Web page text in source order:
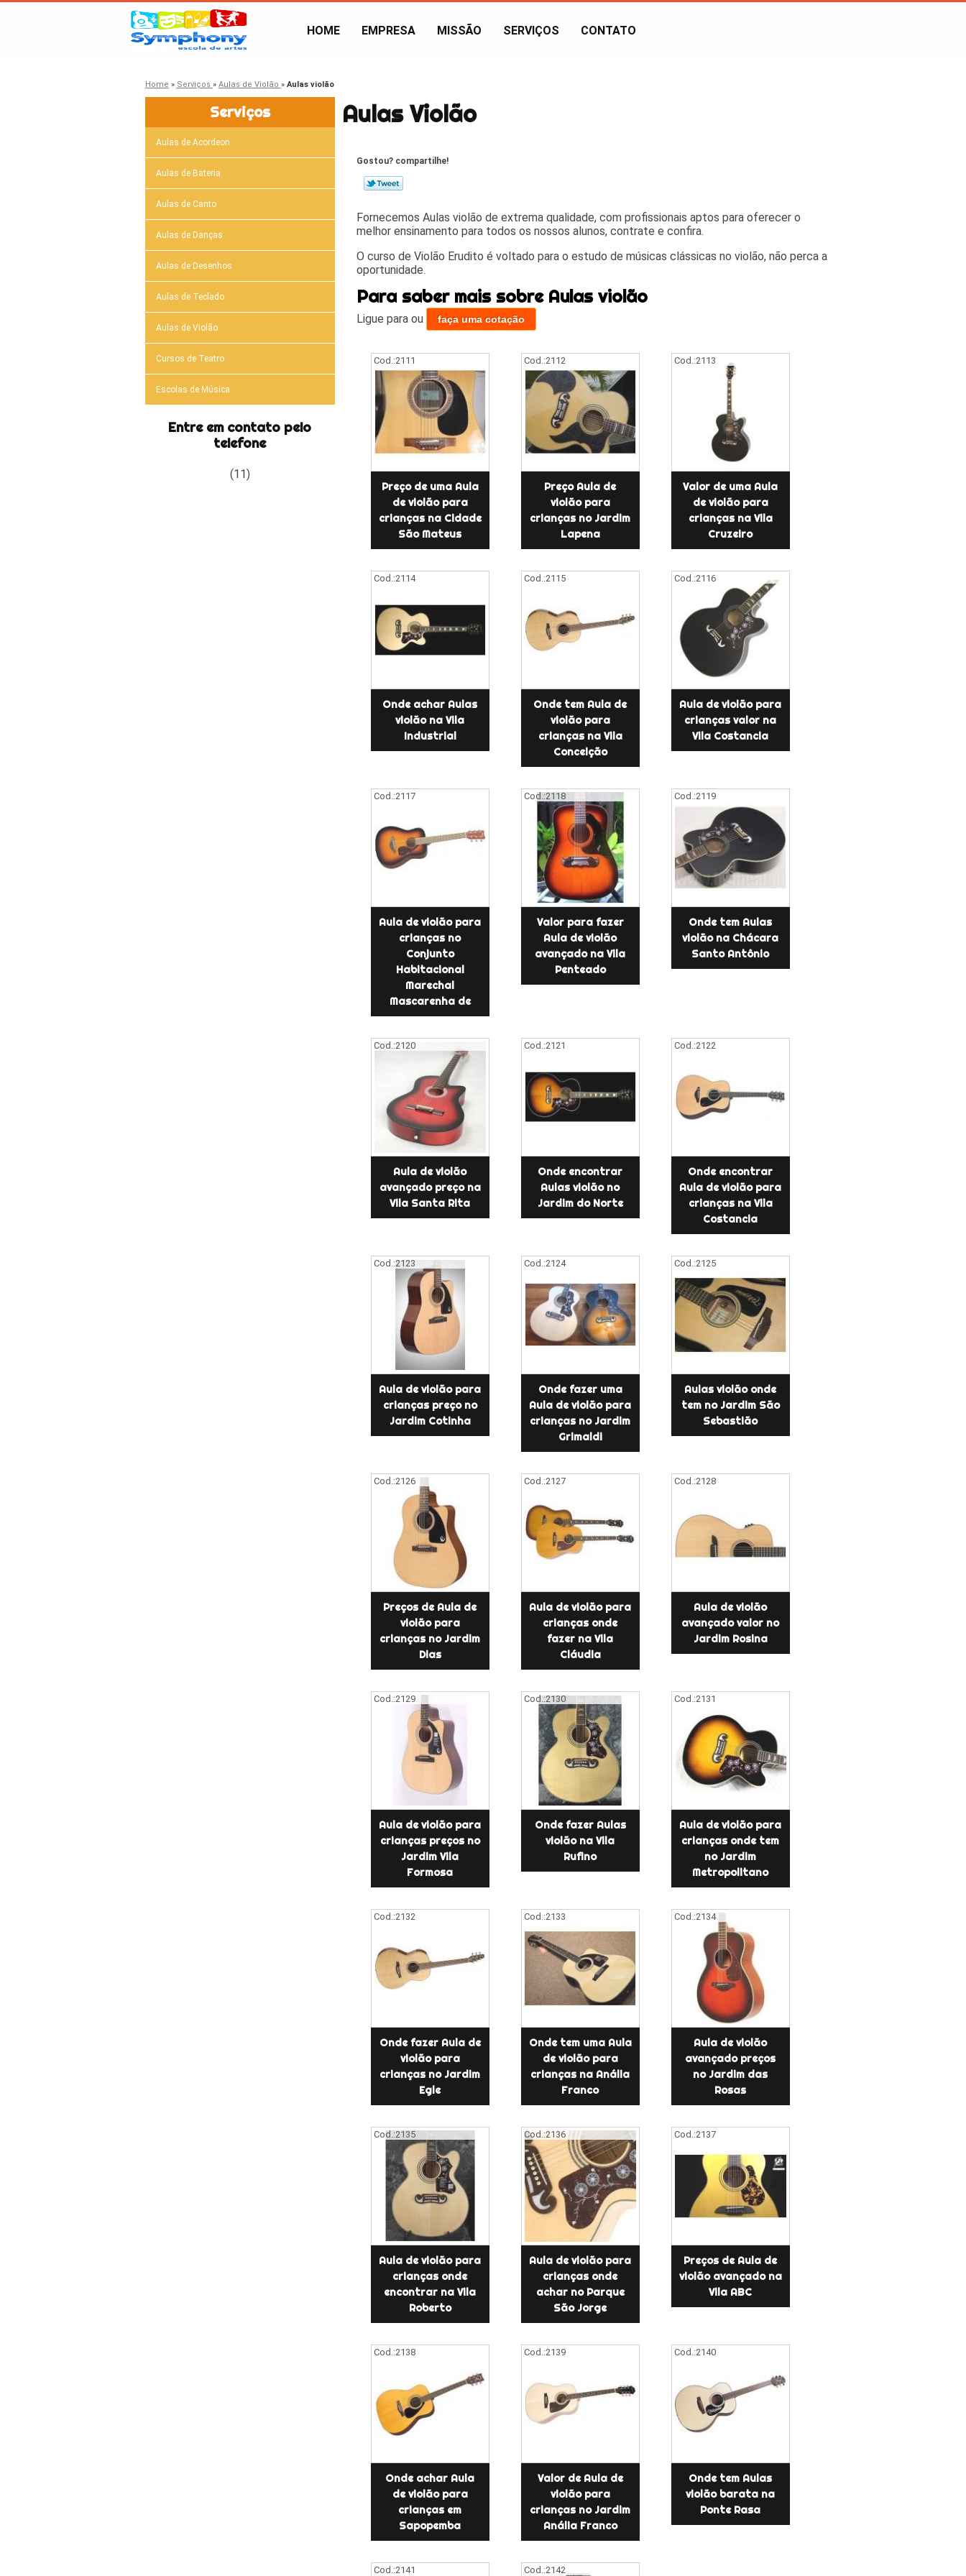
HOME EMPRESA MISSÃO SERVIÇOS CONTATO
Home » Serviços » Aulas de Violão » Aulas violão
Serviços
Aulas de Acordeon
Aulas de Bateria
Aulas de Canto
Aulas de Danças
Aulas de Desenhos
Aulas de Teclado
Aulas de Violão
Cursos de Teatro
Escolas de Música
Entre em contato pelo
telefone
(11)
Aulas Violão
Gostou? compartilhe!
Fornecemos Aulas violão de extrema qualidade, com profissionais aptos para oferecer o
melhor ensinamento para todos os nossos alunos, contrate e confira.
O curso de Violão Erudito é voltado para o estudo de músicas clássicas no violão, não perca a
oportunidade.
Para saber mais sobre Aulas violão
Ligue para ou faça uma cotação
Cod.:2111
Preço de uma Aula
de violão para
crianças na Cidade
São Mateus
Cod.:2112
Preço Aula de
violão para
crianças no Jardim
Lapena
Cod.:2113
Valor de uma Aula
de violão para
crianças na Vila
Cruzeiro
Cod.:2114
Onde achar Aulas
violão na Vila
Industrial
Cod.:2115
Onde tem Aula de
violão para
crianças na Vila
Conceição
Cod.:2116
Aula de violão para
crianças valor na
Vila Costancia
Cod.:2117
Aula de violão para
crianças no
Conjunto
Habitacional
Marechal
Mascarenha de
Cod.:2118
Valor para fazer
Aula de violão
avançado na Vila
Penteado
Cod.:2119
Onde tem Aulas
violão na Chácara
Santo Antônio
Cod.:2120
Aula de violão
avançado preço na
Vila Santa Rita
Cod.:2121
Onde encontrar
Aulas violão no
Jardim do Norte
Cod.:2122
Onde encontrar
Aula de violão para
crianças na Vila
Costancia
Cod.:2123
Aula de violão para
crianças preço no
Jardim Cotinha
Cod.:2124
Onde fazer uma
Aula de violão para
crianças no Jardim
Grimaldi
Cod.:2125
Aulas violão onde
tem no Jardim São
Sebastião
Cod.:2126
Preços de Aula de
violão para
crianças no Jardim
Dias
Cod.:2127
Aula de violão para
crianças onde
fazer na Vila
Cláudia
Cod.:2128
Aula de violão
avançado valor no
Jardim Rosina
Cod.:2129
Aula de violão para
crianças preços no
Jardim Vila
Formosa
Cod.:2130
Onde fazer Aulas
violão na Vila
Rufino
Cod.:2131
Aula de violão para
crianças onde tem
no Jardim
Metropolitano
Cod.:2132
Onde fazer Aula de
violão para
crianças no Jardim
Egle
Cod.:2133
Onde tem uma Aula
de violão para
crianças na Anália
Franco
Cod.:2134
Aula de violão
avançado preços
no Jardim das
Rosas
Cod.:2135
Aula de violão para
crianças onde
encontrar na Vila
Roberto
Cod.:2136
Aula de violão para
crianças onde
achar no Parque
São Jorge
Cod.:2137
Preços de Aula de
violão avançado na
Vila ABC
Cod.:2138
Onde achar Aula
de violão para
crianças em
Sapopemba
Cod.:2139
Valor de Aula de
violão para
crianças no Jardim
Anália Franco
Cod.:2140
Onde tem Aulas
violão barata na
Ponte Rasa
Cod.:2141 Cod.:2142